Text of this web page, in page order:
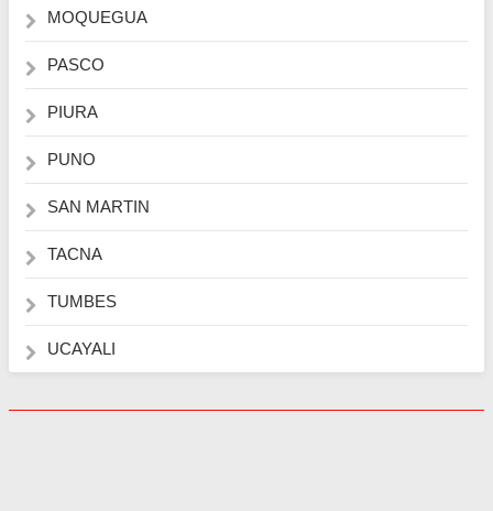
MOQUEGUA
PASCO
PIURA
PUNO
SAN MARTIN
TACNA
TUMBES
UCAYALI